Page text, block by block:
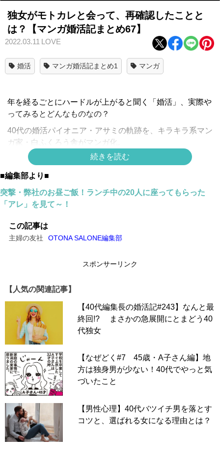
独女がモトカレと会って、再確認したことと
は？【マンガ婚活記まとめ67】
2022.03.11 LOVE
婚活 マンガ婚活記まとめ1 マンガ
年を経るごとにハードルが上がると聞く「婚活」、実際や
ってみるとどんなものなの？
40代の婚活パイオニア・アサミの軌跡を、キラキラ系マン
ガ家・白ふくろう舎がマンガ化。
ただいまリバイバル配信中です！ ＊
第1話はこちら
＊シリーズ一覧はこちら
スポンサーリンク
続きを読む
■編集部より■
突撃・弊社のお昼ご飯！ランチ中の20人に座ってもらった
「アレ」を見て～！
この記事は
主婦の友社 OTONA SALONE編集部
スポンサーリンク
【人気の関連記事】
【40代編集長の婚活記#243】なんと最
終回!? まさかの急展開にとまどう40
代独女
【なぜどく#7 45歳・A子さん編】地
方は独身男が少ない！40代でやっと気
づいたこと
【男性心理】40代バツイチ男を落とす
コツと、選ばれる女になる理由とは？